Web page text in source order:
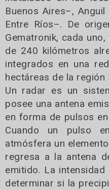
Buenos Aires–,
Entre Ríos–. De
Gematronik, cada
de 240 kilómetros
integrados en una
hectáreas de la región
Un radar es un
posee una antena
en forma de pulsos
Cuando un pulso
atmósfera un
regresa a la antena
emitido. La
determinar si la